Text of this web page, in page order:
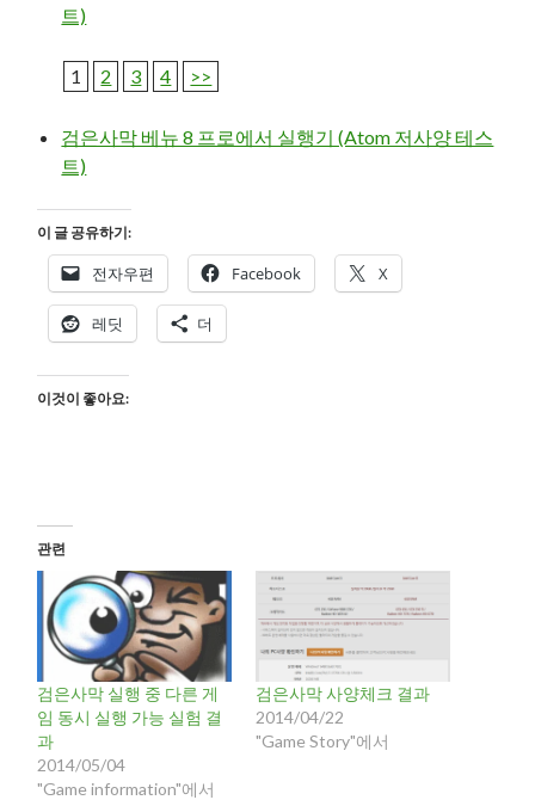
트)
1 2 3 4 >>
검은사막 베뉴 8 프로에서 실행기 (Atom 저사양 테스
트)
이 글 공유하기:
전자우편 Facebook X
레딧 더
이것이 좋아요:
관련
검은사막 실행 중 다른 게
임 동시 실행 가능 실험 결
과
2014/05/04
"Game information"에서
검은사막 사양체크 결과
2014/04/22
"Game Story"에서